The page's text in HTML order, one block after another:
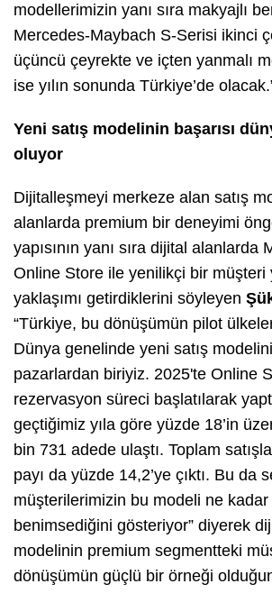
modellerimizin yanı sıra makyajlı
Mercedes-Maybach S-Serisi ikinci
üçüncü çeyrekte ve içten yanmalı
ise yılın sonunda Türkiye’de
Yeni satış modelinin başarısı
oluyor
Dijitalleşmeyi merkeze alan satış
alanlarda premium bir deneyimi
yapısının yanı sıra dijital alanlarda
Online Store ile yenilikçi bir müşteri
yaklaşımı getirdiklerini söyleyen
“Türkiye, bu dönüşümün pilot
Dünya genelinde yeni satış
pazarlardan biriyiz. 2025'te Online
rezervasyon süreci başlatılarak
geçtiğimiz yıla göre yüzde 18’in
bin 731 adede ulaştı. Toplam
payı da yüzde 14,2’ye çıktı. Bu da
müşterilerimizin bu modeli ne kadar
benimsediğini gösteriyor” diyerek
modelinin premium segmentteki
dönüşümün güçlü bir örneği